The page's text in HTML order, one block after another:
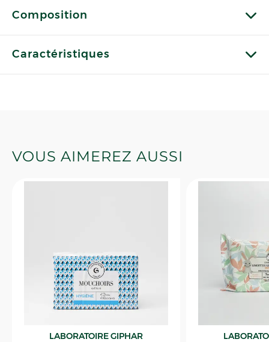
Composition
Caractéristiques
VOUS AIMEREZ AUSSI
LABORATOIRE GIPHAR